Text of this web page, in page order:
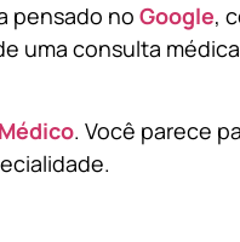
pensado no Google,
uma consulta
. Você parece